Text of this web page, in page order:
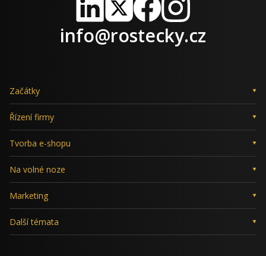
LinkedIn
X FacebookInstagram
info@rostecky.cz
Začátky
Řízení firmy
Tvorba e-shopu
Na volné noze
Marketing
Další témata